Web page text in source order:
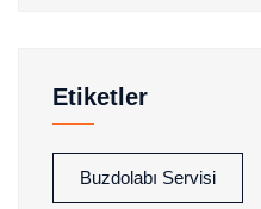
Etiketler
Buzdolabı Servisi